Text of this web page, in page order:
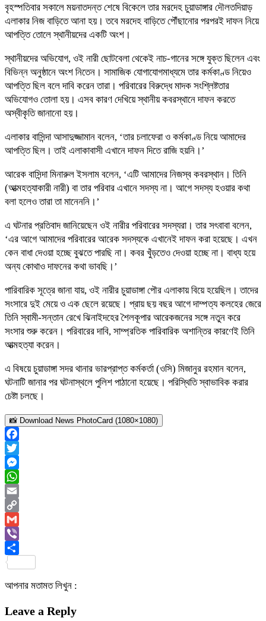
বৃহস্পতিবার সকালে ময়নাতদন্ত শেষে বিকেলে তার মরদেহ চুয়াডাঙ্গার দৌলতদিয়াড়
এলাকার নিজ বাড়িতে আনা হয়। তবে মরদেহ বাড়িতে পৌঁছানোর পরপরই দাফন নিয়ে
আপত্তি তোলে স্থানীয়দের একটি অংশ।
স্থানীয়দের অভিযোগ, ওই নারী ছোটবেলা থেকেই নাচ-গানের সঙ্গে যুক্ত ছিলেন এবং
বিভিন্ন অনুষ্ঠানে অংশ নিতেন। সামাজিক যোগাযোগমাধ্যমে তার কর্মকাণ্ড নিয়েও
আপত্তি ছিল বলে দাবি করেন তারা। পরিবারের বিরুদ্ধে মাদক সংশ্লিষ্টতার
অভিযোগও তোলা হয়। এসব কারণ দেখিয়ে স্থানীয় কবরস্থানে দাফন করতে
অস্বীকৃতি জানানো হয়।
এলাকার বাসিন্দা আসাদুজ্জামান বলেন, ‌‘তার চলাফেরা ও কর্মকাণ্ড নিয়ে আমাদের
আপত্তি ছিল। তাই এলাকাবাসী এখানে দাফন দিতে রাজি হয়নি।’
আরেক বাসিন্দা মিনারুল ইসলাম বলেন, ‘এটি আমাদের নিজস্ব কবরস্থান। তিনি
(আত্মহত্যাকারী নারী) বা তার পরিবার এখানে সদস্য না। আগে সদস্য হওয়ার কথা
বলা হলেও তারা তা মানেননি।’
এ ঘটনার প্রতিবাদ জানিয়েছেন ওই নারীর পরিবারের সদস্যরা। তার সৎবাবা বলেন,
‘এর আগে আমাদের পরিবারের আরেক সদস্যকে এখানেই দাফন করা হয়েছে। এখন
কেন বাধা দেওয়া হচ্ছে বুঝতে পারছি না। কবর খুঁড়তেও দেওয়া হচ্ছে না। বাধ্য হয়ে
অন্য কোথাও দাফনের কথা ভাবছি।’
পারিবারিক সূত্রে জানা যায়, ওই নারীর চুয়াডাঙ্গা পৌর এলাকায় বিয়ে হয়েছিল। তাদের
সংসারে দুই মেয়ে ও এক ছেলে রয়েছে। প্রায় ছয় বছর আগে দাম্পত্য কলহের জেরে
তিনি স্বামী-সন্তান রেখে ঝিনাইদহের শৈলকূপার আরেকজনের সঙ্গে নতুন করে
সংসার শুরু করেন। পরিবারের দাবি, সাম্প্রতিক পারিবারিক অশান্তির কারণেই তিনি
আত্মহত্যা করেন।
এ বিষয়ে চুয়াডাঙ্গা সদর থানার ভারপ্রাপ্ত কর্মকর্তা (ওসি) মিজানুর রহমান বলেন,
ঘটনাটি জানার পর ঘটনাস্থলে পুলিশ পাঠানো হয়েছে। পরিস্থিতি স্বাভাবিক করার
চেষ্টা চলছে।
📸 Download News PhotoCard (1080×1080)
Facebook
Twitter
Messenger
WhatsApp
Email
Copy
Link
Gmail
Viber
আপনার মতামত লিখুন :
Leave a Reply